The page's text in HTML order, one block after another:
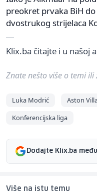
preokret prvaka BiH
dvostrukog strijelaca
Klix.ba čitajte i u našoj
Znate nešto više o temi
Luka Modrić Aston
Konferencijska liga
Dodajte Klix.ba
Više na istu temu